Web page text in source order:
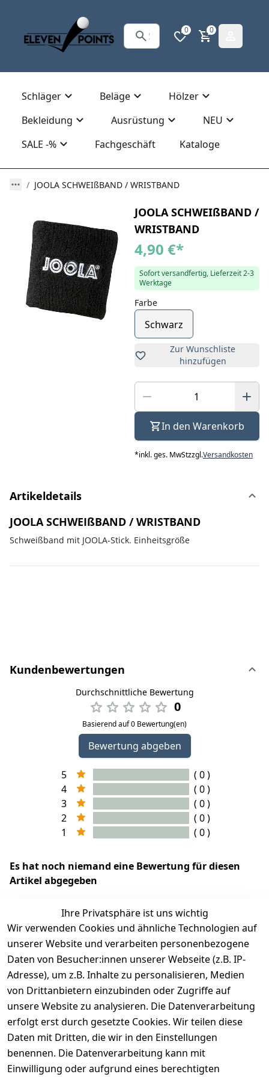
0 0
Schläger Beläge
Hölzer
Bekleidung
Ausrüstung
NEU
SALE -%
Fachgeschäft Kataloge
JOOLA SCHWEIßBAND / WRISTBAND
JOOLA SCHWEIßBAND /
WRISTBAND
4,90 €*
Sofort versandfertig, Lieferzeit 2-3
Werktage
Farbe
Schwarz
Zur Wunschliste
hinzufügen
In den Warenkorb
*inkl. ges. MwStzzgl.Versandkosten
Artikeldetails
JOOLA SCHWEIßBAND / WRISTBAND
Schweißband mit JOOLA-Stick. Einheitsgröße
Kundenbewertungen
Durchschnittliche Bewertung
0
Basierend auf 0 Bewertung(en)
Bewertung abgeben
5
( 0 )
4
( 0 )
3
( 0 )
2
( 0 )
1
( 0 )
Es hat noch niemand eine Bewertung für diesen
Artikel abgegeben
EU-Verantwortliche Person - klicken Sie für Details
Ihre Privatsphäre ist uns wichtig
Wir verwenden Cookies und ähnliche Technologien auf
unserer Website und verarbeiten personenbezogene
Daten von Besucher:innen unserer Webseite (z.B. IP-
Adresse), um z.B. Inhalte zu personalisieren, Medien
von Drittanbietern einzubinden oder Zugriffe auf
unsere Website zu analysieren. Die Datenverarbeitung
erfolgt erst durch gesetzte Cookies. Wir teilen diese
Daten mit Dritten, die wir in den Einstellungen
benennen. Die Datenverarbeitung kann mit
Einwilligung oder aufgrund eines berechtigten